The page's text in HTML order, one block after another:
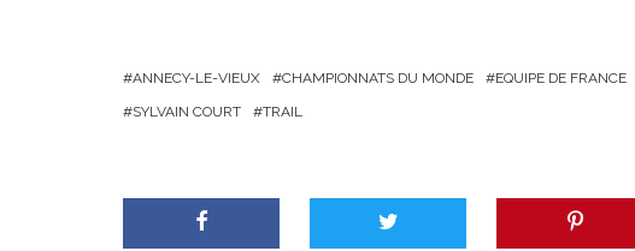
ANNECY-LE-VIEUX CHAMPIONNATS DU MONDE EQUIPE DE FRANCE
SYLVAIN COURT
TRAIL